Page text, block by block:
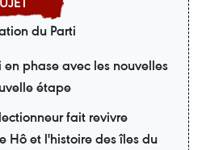
du Parti
en phase avec les nouvelles
étape
fait revivre
Hô et l'histoire des îles du